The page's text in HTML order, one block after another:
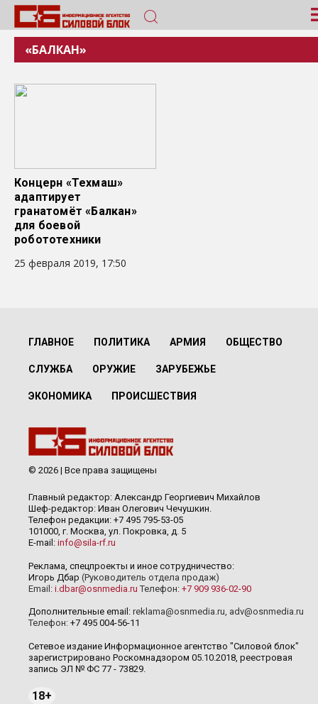
«БАЛКАН»
Концерн «Техмаш»
адаптирует
гранатомёт «Балкан»
для боевой
робототехники
25 февраля 2019, 17:50
ГЛАВНОЕ ПОЛИТИКА АРМИЯ ОБЩЕСТВО
СЛУЖБА ОРУЖИЕ ЗАРУБЕЖЬЕ
ЭКОНОМИКА ПРОИСШЕСТВИЯ
© 2026 | Все права защищены
Главный редактор: Александр Георгиевич Михайлов
Шеф-редактор: Иван Олегович Чечушкин.
Телефон редакции: +7 495 795-53-05
101000, г. Москва, ул. Покровка, д. 5
E-mail: info@sila-rf.ru
Реклама, спецпроекты и иное сотрудничество:
Игорь Дбар (Руководитель отдела продаж)
Email: i.dbar@osnmedia.ru Телефон: +7 909 936-02-90
Дополнительные email: reklama@osnmedia.ru, adv@osnmedia.ru
Телефон: +7 495 004-56-11
Сетевое издание Информационное агентство "Силовой блок"
зарегистрировано Роскомнадзором 05.10.2018, реестровая
запись ЭЛ № ФС 77 - 73829.
18+